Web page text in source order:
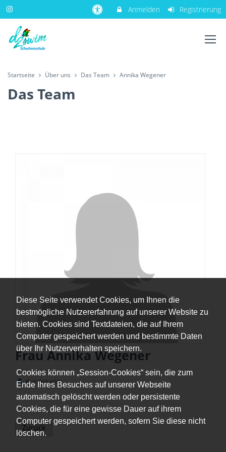
Diese Seite verwendet Cookies, um Ihnen die
bestmögliche Nutzererfahrung auf unserer Website zu
bieten. Cookies sind Textdateien, die auf Ihrem
Computer gespeichert werden und bestimmte Daten
über Ihr Nutzerverhalten speichern.
Cookies können „Session-Cookies“ sein, die zum
Ende Ihres Besuches auf unserer Webseite
automatisch gelöscht werden oder persistente
Cookies, die für eine gewisse Dauer auf ihrem
Computer gespeichert werden, sofern Sie diese nicht
löschen.
Anmelden Registrierung
Startseite Über uns Das Team Annika Wegener
Das Team
Frau Annika Wegener
Kursleiterin
Zurück